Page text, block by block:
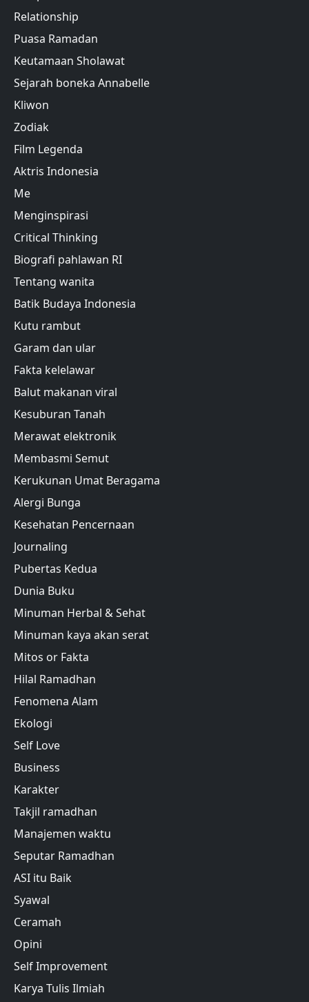
Relationship
Puasa Ramadan
Keutamaan Sholawat
Sejarah boneka Annabelle
Kliwon
Zodiak
Film Legenda
Aktris Indonesia
Me
Menginspirasi
Critical Thinking
Biografi pahlawan RI
Tentang wanita
Batik Budaya Indonesia
Kutu rambut
Garam dan ular
Fakta kelelawar
Balut makanan viral
Kesuburan Tanah
Merawat elektronik
Membasmi Semut
Kerukunan Umat Beragama
Alergi Bunga
Kesehatan Pencernaan
Journaling
Pubertas Kedua
Dunia Buku
Minuman Herbal & Sehat
Minuman kaya akan serat
Mitos or Fakta
Hilal Ramadhan
Fenomena Alam
Ekologi
Self Love
Business
Karakter
Takjil ramadhan
Manajemen waktu
Seputar Ramadhan
ASI itu Baik
Syawal
Ceramah
Opini
Self Improvement
Karya Tulis Ilmiah